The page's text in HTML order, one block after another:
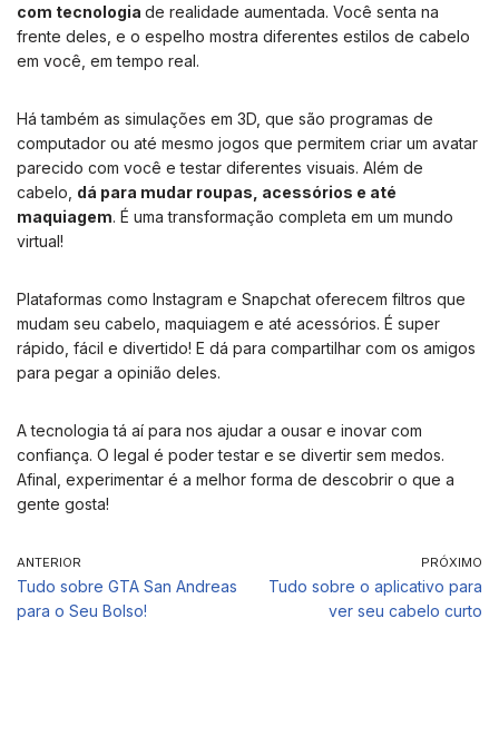
com tecnologia de realidade aumentada. Você senta na
frente deles, e o espelho mostra diferentes estilos de cabelo
em você, em tempo real.
Há também as simulações em 3D, que são programas de
computador ou até mesmo jogos que permitem criar um avatar
parecido com você e testar diferentes visuais. Além de
cabelo, dá para mudar roupas, acessórios e até
maquiagem. É uma transformação completa em um mundo
virtual!
Plataformas como Instagram e Snapchat oferecem filtros que
mudam seu cabelo, maquiagem e até acessórios. É super
rápido, fácil e divertido! E dá para compartilhar com os amigos
para pegar a opinião deles.
A tecnologia tá aí para nos ajudar a ousar e inovar com
confiança. O legal é poder testar e se divertir sem medos.
Afinal, experimentar é a melhor forma de descobrir o que a
gente gosta!
ANTERIOR
Tudo sobre GTA San Andreas
para o Seu Bolso!
PRÓXIMO
Tudo sobre o aplicativo para
ver seu cabelo curto